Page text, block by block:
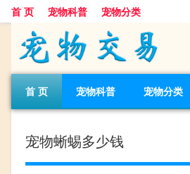
首 页 宠物科普 宠物分类
首 页 宠物科普 宠物分类
宠物蜥蜴多少钱